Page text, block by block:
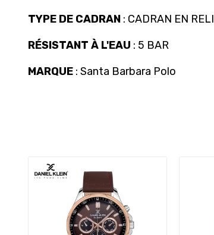
TYPE DE CADRAN : CADRAN EN
RÉSISTANT À L'EAU : 5 BAR
MARQUE : Santa Barbara Polo